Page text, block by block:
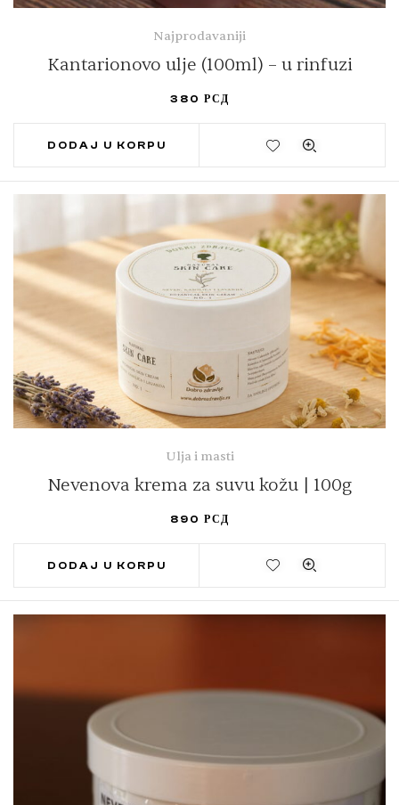
Najprodavaniji
Kantarionovo ulje (100ml) – u rinfuzi
380 РСД
DODAJ U KORPU
Ulja i masti
Nevenova krema za suvu kožu | 100g
890 РСД
DODAJ U KORPU